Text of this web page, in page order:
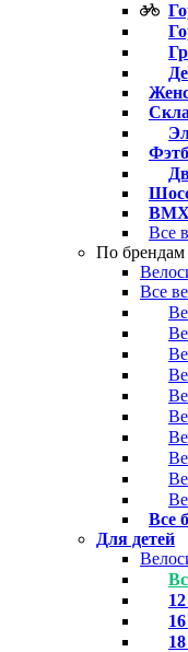
BMX
Все
По брендам
Все
Все
Для детей